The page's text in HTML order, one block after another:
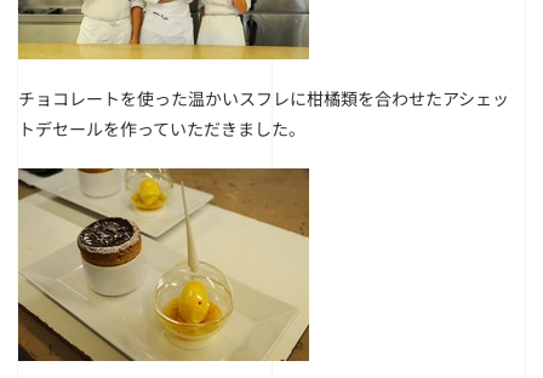
チョコレートを使った温かいスフレに柑橘類を合わせたアシェッ
トデセールを作っていただきました。